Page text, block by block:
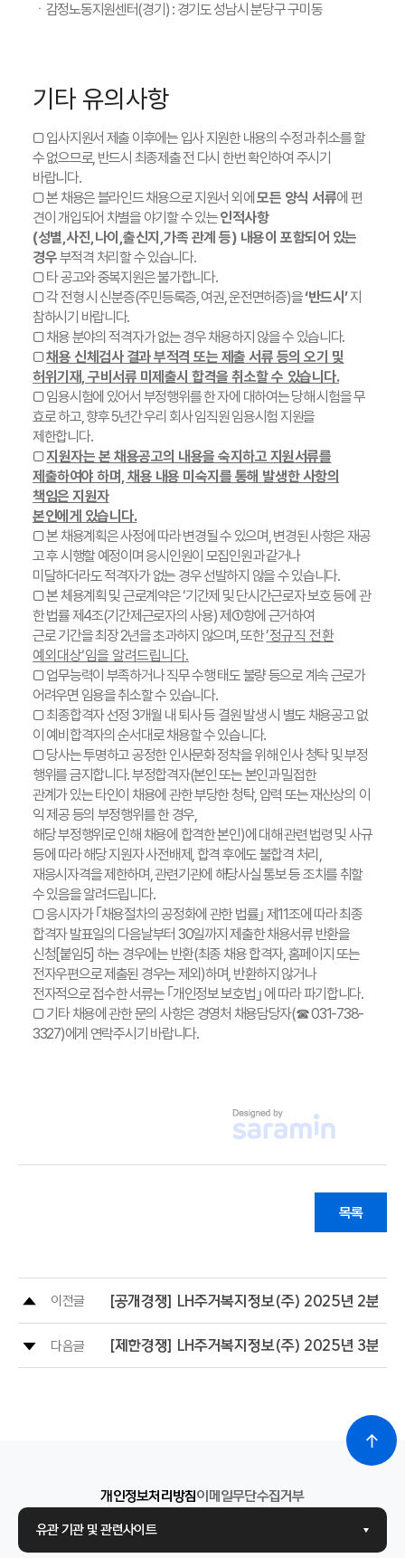
ㆍ감정노동지원센터(경기) : 경기도 성남시 분당구 구미동
기타 유의사항
□ 입사지원서 제출 이후에는 입사 지원한 내용의 수정과 취소를 할
수 없으므로, 반드시 최종제출 전 다시 한번 확인하여 주시기
바랍니다.
□ 본 채용은 블라인드 채용으로 지원서 외에 모든 양식 서류에 편
견이 개입되어 차별을 야기할 수 있는인적사항
(성별,사진,나이,출신지,가족 관계 등) 내용이 포함되어 있는
경우부적격 처리할 수 있습니다.
□ 타 공고와 중복지원은 불가합니다.
□ 각 전형 시 신분증(주민등록증, 여권, 운전면허증)을‘반드시’지
참하시기 바랍니다.
□ 채용 분야의 적격자가 없는 경우 채용하지 않을 수 있습니다.
□채용 신체검사 결과 부적격 또는 제출 서류 등의 오기 및
허위기재, 구비서류 미제출시 합격을 취소할 수 있습니다.
□ 임용시험에 있어서 부정행위를 한 자에 대하여는 당해 시험을 무
효로 하고, 향후 5년간 우리 회사 임직원 임용시험 지원을
제한합니다.
□지원자는 본 채용공고의 내용을 숙지하고 지원서류를
제출하여야 하며, 채용 내용 미숙지를 통해 발생한 사항의
책임은 지원자
본인에게 있습니다.
□ 본 채용계획은 사정에 따라 변경될 수 있으며, 변경된 사항은 재공
고 후 시행할 예정이며 응시인원이 모집인원과 같거나
미달하더라도 적격자가 없는 경우 선발하지 않을 수 있습니다.
□ 본 체용계획 및 근로계약은 ‘기간제 및 단시간근로자 보호 등에 관
한 법률 제4조(기간제근로자의 사용) 제①항에 근거하여
근로 기간을 최장 2년을 초과하지 않으며, 또한’정규직 전환
예외대상‘임을 알려드립니다.
□ 업무능력이 부족하거나 직무 수행 태도 불량 등으로 계속 근로가
어려우면 임용을 취소할 수 있습니다.
□ 최종합격자 선정 3개월 내 퇴사 등 결원 발생 시 별도 채용공고 없
이 예비합격자의 순서대로 채용할 수 있습니다.
□ 당사는 투명하고 공정한 인사문화 정착을 위해 인사 청탁 및 부정
행위를 금지합니다. 부정합격자(본인 또는 본인과 밀접한
관계가 있는 타인이 채용에 관한 부당한 청탁, 압력 또는 재산상의 이
익 제공 등의 부정행위를 한 경우,
해당 부정행위로 인해 채용에 합격한 본인)에 대해 관련 법령 및 사규
등에 따라 해당 지원자 사전배제, 합격 후에도 불합격 처리,
재응시자격을 제한하며, 관련기관에 해당사실 통보 등 조치를 취할
수 있음을 알려드립니다.
□ 응시자가 ｢채용절차의 공정화에 관한 법률｣ 제11조에 따라 최종
합격자 발표일의 다음날부터 30일까지 제출한 채용서류 반환을
신청[붙임5] 하는 경우에는 반환(최종 채용 합격자, 홈페이지 또는
전자우편으로 제출된 경우는 제외)하며, 반환하지 않거나
전자적으로 접수한 서류는 ｢개인정보 보호법｣ 에 따라 파기합니다.
□ 기타 채용에 관한 문의 사항은 경영처 채용담당자(☎ 031-738-
3327)에게 연락주시기 바랍니다.
목록
이전글 [공개경쟁] LH주거복지정보(주) 2025년 2분기
다음글 [제한경쟁] LH주거복지정보(주) 2025년 3분기
개인정보처리방침이메일무단수집거부
유관 기관 및 관련사이트